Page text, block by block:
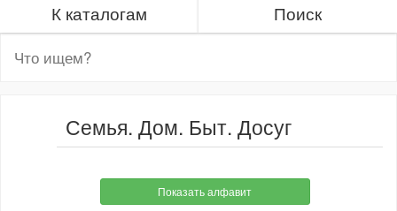
К каталогам Поиск
Семья. Дом. Быт. Досуг
Показать алфавит